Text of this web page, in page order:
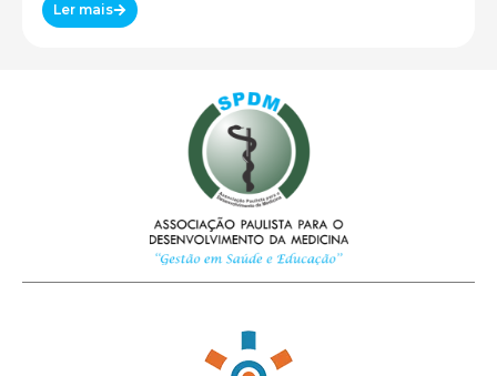
Ler mais